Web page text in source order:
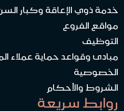
خدمة ذوي الإعاقة وكبار
مواقع الفروع
التوظيف
مبادئ وقواعد حماية عملاء
الخصوصية
الشروط والأحكام
روابط سريعة